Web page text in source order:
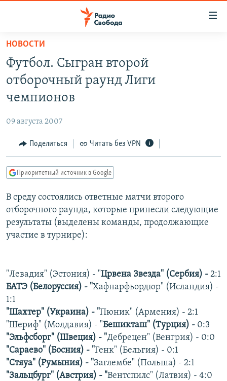
упрощенного
доступа
Вернуться
основному
Вернутся
Вернутся
поиску
ПРОГРАММЫ
ПОДКАСТЫ
АВТОРСКИЕ ПРОЕКТЫ
МНЕНИЯ
КУЛЬТУРА
КАВКАЗ.РЕАЛИИ
СЕВЕР.РЕАЛИИ
СИБИРЬ.РЕАЛИИ
РАСПИСАНИЕ ВЕЩАНИЯ
СОЦИАЛЬНЫЕ СЕТИ
Все сайты РСЕ/РС
НОВОСТИ
Футбол. Сыгран второй
отборочный раунд Лиги
чемпионов
09 августа 2007
Поделиться Читать без VPN
Приоритетный источник в Google
В среду состоялись ответные матчи второго
отборочного раунда, которые принесли следующие
результаты (выделены команды, продолжающие
участие в турнире):
"Левадия" (Эстония) - "Црвена Звезда" (Сербия) - 2:1
БАТЭ (Белоруссия) - "Хафнарфьордюр" (Исландия) -
1:1
"Шахтер" (Украина) - "Пюник" (Армения) - 2:1
"Шериф" (Молдавия) - "Бешикташ" (Турция) - 0:3
"Эльфсборг" (Швеция) - "Дебрецен" (Венгрия) - 0:0
"Сараево" (Босния) - "Генк" (Бельгия) - 0:1
"Стяуа" (Румыния) - "Заглембе" (Польша) - 2:1
"Зальцбург" (Австрия) - "Вентспилс" (Латвия) - 4:0